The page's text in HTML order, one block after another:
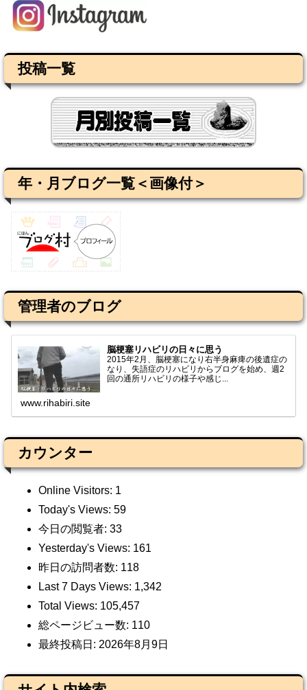
投稿一覧
年・月ブログ一覧＜画像付＞
管理者のブログ
脳梗塞リハビリの日々に思う
2015年2月、脳梗塞になり右半身麻痺の後遺症の
なり、失語症のリハビリからブログを始め、週2
回の通所リハビリの様子や感じ...
www.rihabiri.site
カウンター
Online Visitors: 1
Today's Views: 59
今日の閲覧者: 33
Yesterday's Views: 161
昨日の訪問者数: 118
Last 7 Days Views: 1,342
Total Views: 105,457
総ページビュー数: 110
最終投稿日: 2026年8月9日